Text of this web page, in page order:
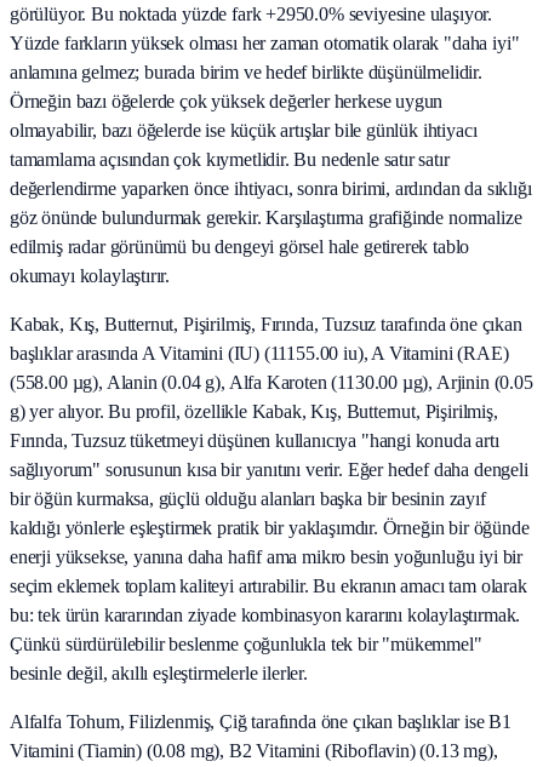
görülüyor. Bu noktada yüzde fark +2950.0% seviyesine ulaşıyor.
Yüzde farkların yüksek olması her zaman otomatik olarak "daha iyi"
anlamına gelmez; burada birim ve hedef birlikte düşünülmelidir.
Örneğin bazı öğelerde çok yüksek değerler herkese uygun
olmayabilir, bazı öğelerde ise küçük artışlar bile günlük ihtiyacı
tamamlama açısından çok kıymetlidir. Bu nedenle satır satır
değerlendirme yaparken önce ihtiyacı, sonra birimi, ardından da sıklığı
göz önünde bulundurmak gerekir. Karşılaştırma grafiğinde normalize
edilmiş radar görünümü bu dengeyi görsel hale getirerek tablo
okumayı kolaylaştırır.
Kabak, Kış, Butternut, Pişirilmiş, Fırında, Tuzsuz tarafında öne çıkan
başlıklar arasında A Vitamini (IU) (11155.00 iu), A Vitamini (RAE)
(558.00 µg), Alanin (0.04 g), Alfa Karoten (1130.00 µg), Arjinin (0.05
g) yer alıyor. Bu profil, özellikle Kabak, Kış, Butternut, Pişirilmiş,
Fırında, Tuzsuz tüketmeyi düşünen kullanıcıya "hangi konuda artı
sağlıyorum" sorusunun kısa bir yanıtını verir. Eğer hedef daha dengeli
bir öğün kurmaksa, güçlü olduğu alanları başka bir besinin zayıf
kaldığı yönlerle eşleştirmek pratik bir yaklaşımdır. Örneğin bir öğünde
enerji yüksekse, yanına daha hafif ama mikro besin yoğunluğu iyi bir
seçim eklemek toplam kaliteyi artırabilir. Bu ekranın amacı tam olarak
bu: tek ürün kararından ziyade kombinasyon kararını kolaylaştırmak.
Çünkü sürdürülebilir beslenme çoğunlukla tek bir "mükemmel"
besinle değil, akıllı eşleştirmelerle ilerler.
Alfalfa Tohum, Filizlenmiş, Çiğ tarafında öne çıkan başlıklar ise B1
Vitamini (Tiamin) (0.08 mg), B2 Vitamini (Riboflavin) (0.13 mg),